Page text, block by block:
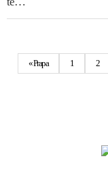
« Prapa 1 2